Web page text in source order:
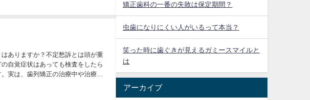
ありますか？不定愁訴とは頭が重
自覚症状はあっても検査をしたら
実は、歯列矯正の治療中や治療が
矯正歯科の一番の失敗は保定期間？
虫歯になりにくい人がいるって本当？
笑った時に歯ぐきが見えるガミースマイルと
は
アーカイブ